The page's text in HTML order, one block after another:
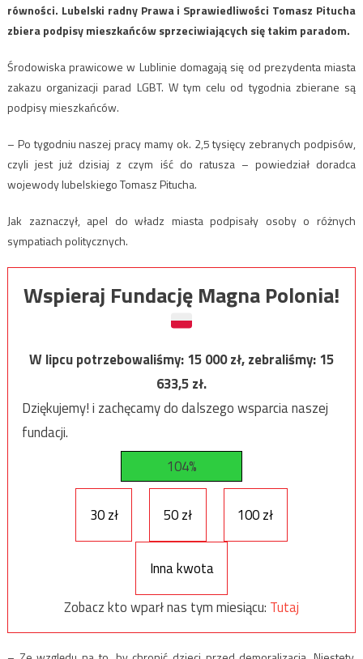
równości. Lubelski radny Prawa i Sprawiedliwości Tomasz Pitucha
zbiera podpisy mieszkańców sprzeciwiających się takim paradom.
Środowiska prawicowe w Lublinie domagają się od prezydenta miasta
zakazu organizacji parad LGBT. W tym celu od tygodnia zbierane są
podpisy mieszkańców.
– Po tygodniu naszej pracy mamy ok. 2,5 tysięcy zebranych podpisów,
czyli jest już dzisiaj z czym iść do ratusza – powiedział doradca
wojewody lubelskiego Tomasz Pitucha.
Jak zaznaczył, apel do władz miasta podpisały osoby o różnych
sympatiach politycznych.
Wspieraj Fundację Magna Polonia!
W lipcu potrzebowaliśmy:15 000zł, zebraliśmy:15
633,5zł.
Dziękujemy! i zachęcamy do dalszego wsparcia naszej
fundacji.
104%
30 zł 50 zł 100 zł
Inna kwota
Zobacz kto wparł nas tym miesiącu: Tutaj